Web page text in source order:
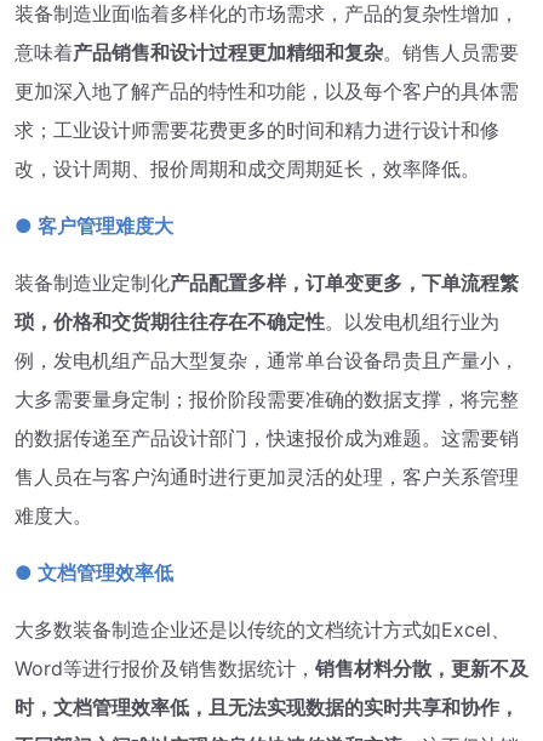
装备制造业面临着多样化的市场需求，产品的复杂性增加，
意味着产品销售和设计过程更加精细和复杂。销售人员需要
更加深入地了解产品的特性和功能，以及每个客户的具体需
求；工业设计师需要花费更多的时间和精力进行设计和修
改，设计周期、报价周期和成交周期延长，效率降低。
● 客户管理难度大
装备制造业定制化产品配置多样，订单变更多，下单流程繁
琐，价格和交货期往往存在不确定性。以发电机组行业为
例，发电机组产品大型复杂，通常单台设备昂贵且产量小，
大多需要量身定制；报价阶段需要准确的数据支撑，将完整
的数据传递至产品设计部门，快速报价成为难题。这需要销
售人员在与客户沟通时进行更加灵活的处理，客户关系管理
难度大。
● 文档管理效率低
大多数装备制造企业还是以传统的文档统计方式如Excel、
Word等进行报价及销售数据统计， 销售材料分散，更新不及
时，文档管理效率低，且无法实现数据的实时共享和协作，